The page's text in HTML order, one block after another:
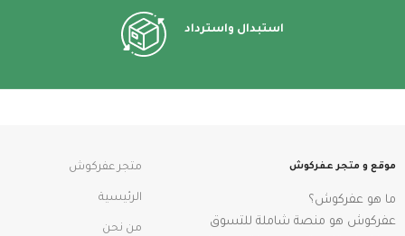
استبدال واسترداد
موقع و متجر عفركوش
ما هو عفركوش؟
عفركوش هو منصة شاملة للتسوق
متجر عفركوش
الرئيسية
من نحن